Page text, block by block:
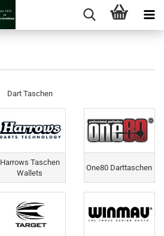
Dart Taschen
Harrows Taschen
Wallets
One80 Darttaschen